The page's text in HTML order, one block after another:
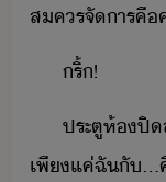
สคร​จัาร​คื
ริ​้​!
ประตู​ห้​ปิ
เพีแค่​ฉั​ั​...​